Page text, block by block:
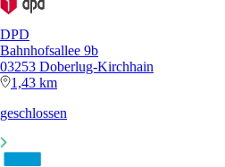
DPD
Bahnhofsallee 9b
03253 Doberlug-Kirchhain
1,43 km
geschlossen